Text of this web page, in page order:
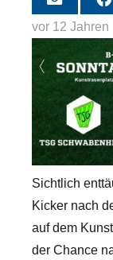
vor 12 Jahren
Sichtlich
Kicker nach
auf dem
der Chance